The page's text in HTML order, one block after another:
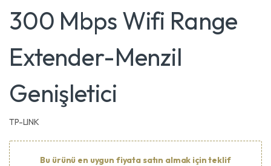
300 Mbps Wifi Range
Extender-Menzil
Genişletici
TP-LINK
Bu ürünü en uygun fiyata satın almak için teklif